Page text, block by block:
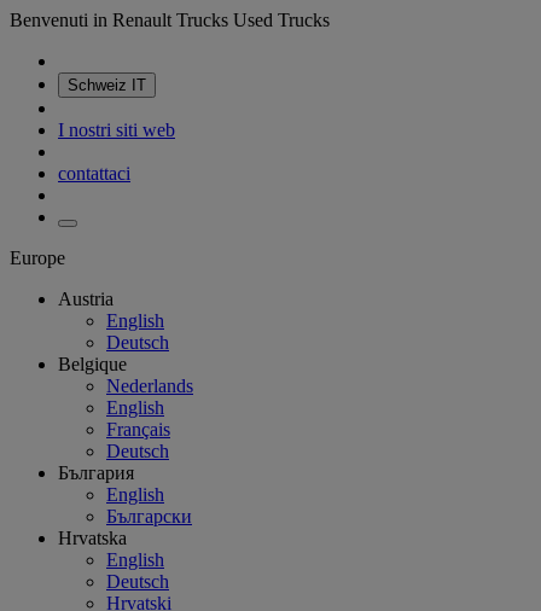
Benvenuti in Renault Trucks Used Trucks
Schweiz IT
I nostri siti web
contattaci
Europe
Austria
English
Deutsch
Belgique
Nederlands
English
Français
Deutsch
България
English
Български
Hrvatska
English
Deutsch
Hrvatski